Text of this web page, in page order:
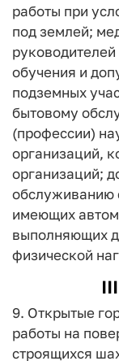
работы при
под землей;
обучения и
подземных
бытовому
(профессии)
организаций,
организаций;
обслуживанию
имеющих
выполняющих
физической
9. Открытые
работы на
строящихся